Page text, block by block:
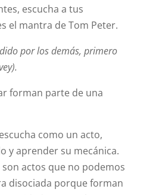
escucha a tus
el mantra de Tom Peter.
por los demás, primero
forman parte de una
como un acto,
y aprender su mecánica.
actos que no podemos
disociada porque forman